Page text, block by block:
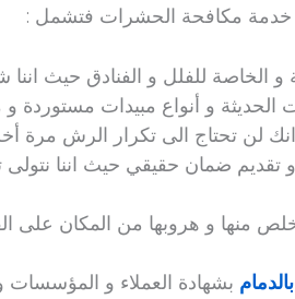
خدمة مكافحة الحشرات فتشمل :
للفلل و الفنادق حيث اننا شركة
و أنواع مبيدات مستوردة
انك لن تحتاج الى تكرار الرش
ضمان حقيقي حيث اننا
منها و هروبها من المكان على
بشهادة العملاء و المؤسسات